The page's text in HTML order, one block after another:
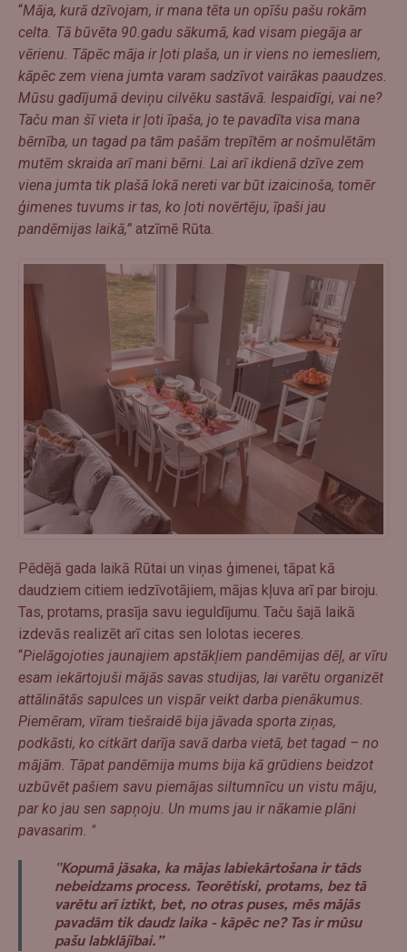
“Māja, kurā dzīvojam, ir mana tēta un opīšu pašu rokām
celta. Tā būvēta 90.gadu sākumā, kad visam piegāja ar
vērienu. Tāpēc māja ir ļoti plaša, un ir viens no iemesliem,
kāpēc zem viena jumta varam sadzīvot vairākas paaudzes.
Mūsu gadījumā deviņu cilvēku sastāvā. Iespaidīgi, vai ne?
Taču man šī vieta ir ļoti īpaša, jo te pavadīta visa mana
bērnība, un tagad pa tām pašām trepītēm ar nošmulētām
mutēm skraida arī mani bērni. Lai arī ikdienā dzīve zem
viena jumta tik plašā lokā nereti var būt izaicinoša, tomēr
ģimenes tuvums ir tas, ko ļoti novērtēju, īpaši jau
pandēmijas laikā,” atzīmē Rūta.
Pēdējā gada laikā Rūtai un viņas ģimenei, tāpat kā
daudziem citiem iedzīvotājiem, mājas kļuva arī par biroju.
Tas, protams, prasīja savu ieguldījumu. Taču šajā laikā
izdevās realizēt arī citas sen lolotas ieceres.
“Pielāgojoties jaunajiem apstākļiem pandēmijas dēļ, ar vīru
esam iekārtojuši mājās savas studijas, lai varētu organizēt
attālinātās sapulces un vispār veikt darba pienākumus.
Piemēram, vīram tiešraidē bija jāvada sporta ziņas,
podkāsti, ko citkārt darīja savā darba vietā, bet tagad – no
mājām. Tāpat pandēmija mums bija kā grūdiens beidzot
uzbūvēt pašiem savu piemājas siltumnīcu un vistu māju,
par ko jau sen sapņoju. Un mums jau ir nākamie plāni
pavasarim. "
"Kopumā jāsaka, ka mājas labiekārtošana ir tāds
nebeidzams process. Teorētiski, protams, bez tā
varētu arī iztikt, bet, no otras puses, mēs mājās
pavadām tik daudz laika - kāpēc ne? Tas ir mūsu
pašu labklājībai.”